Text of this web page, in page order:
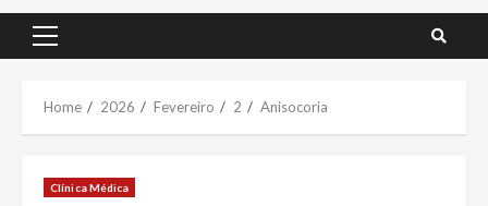
Primary
Home 2026 Fevereiro 2 Anisocoria
Clínica Médica